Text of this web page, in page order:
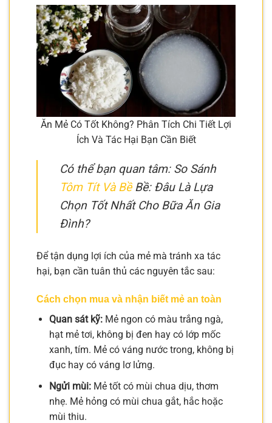
Ăn Mẻ Có Tốt Không? Phân Tích Chi Tiết Lợi
Ích Và Tác Hại Bạn Cần Biết
Có thể bạn quan tâm: So Sánh
Tôm Tít Và BềBề: Đâu Là Lựa
Chọn Tốt Nhất Cho Bữa Ăn Gia
Đình?
Để tận dụng lợi ích của mẻ mà tránh xa tác
hại, bạn cần tuân thủ các nguyên tắc sau:
Cách chọn mua và nhận biết mẻ an toàn
Quan sát kỹ:Mẻ ngon có màu trắng ngà,
hạt mẻ tơi, không bị đen hay có lớp mốc
xanh, tím. Mẻ có váng nước trong, không bị
đục hay có váng lơ lửng.
Ngửi mùi:Mẻ tốt có mùi chua dịu, thơm
nhẹ. Mẻ hỏng có mùi chua gắt, hắc hoặc
mùi thiu.